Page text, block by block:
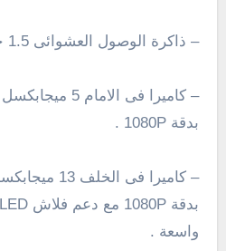
– ذاكرة الوصول العشوائى 1.5 جيجابيت رام .
– كاميرا فى
بدقة 1080P
.
– كاميرا فى
بدقة 1080P مع دعم فلاش LED و
واسعة .